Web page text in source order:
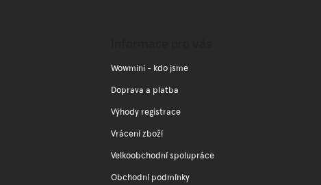
Wowmini - kdo jsme
Doprava a platba
Výhody registrace
Vrácení zboží
Velkoobchodní spolupráce
Obchodní podmínky